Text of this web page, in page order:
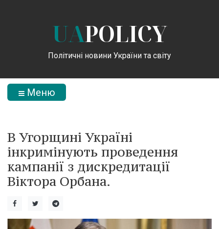
UAPOLICY
Політичні новини України та світу
Меню
В Угорщині Україні
інкримінують проведення
кампанії з дискредитації
Віктора Орбана.